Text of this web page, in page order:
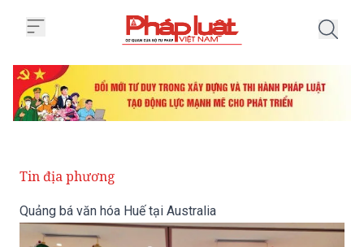
Tin địa phương
Quảng bá văn hóa Huế tại Australia